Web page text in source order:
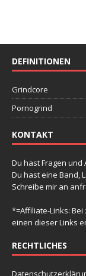
DEFINITIONEN
Grindcore
Pornogrind
KONTAKT
Du hast Fragen und
Du hast eine Band,
Schreibe mir an
*=Affiliate-Links:
einen dieser Links
RECHTLICHES